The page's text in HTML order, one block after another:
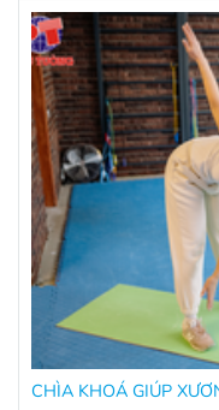
CHÌA KHOÁ GIÚP